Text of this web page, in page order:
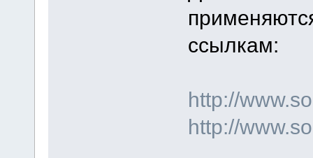
ссылкам:
http://
http://